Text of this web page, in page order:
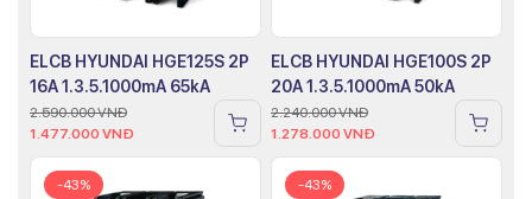
ELCB HYUNDAI HGE125S 2P
16A 1.3.5.1000mA 65kA
2.590.000VNĐ
1.477.000 VNĐ
ELCB HYUNDAI HGE100S 2P
20A 1.3.5.1000mA 50kA
2.240.000VNĐ
1.278.000 VNĐ
-43% -43%